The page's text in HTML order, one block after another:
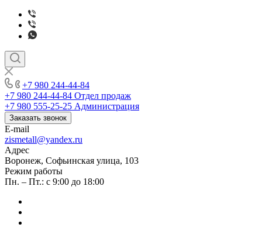
+7 980 244-44-84
+7 980 244-44-84 Отдел продаж
+7 980 555-25-25 Администрация
Заказать звонок
E-mail
zismetall@yandex.ru
Адрес
Воронеж, Софьинская улица, 103
Режим работы
Пн. – Пт.: с 9:00 до 18:00